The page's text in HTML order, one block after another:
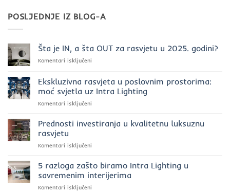
POSLJEDNJE IZ BLOG-A
Šta je IN, a šta OUT za rasvjetu u 2025. godini?
Komentari isključeni
IN,
a
za
Ekskluzivna rasvjeta u poslovnim prostorima:
moć svjetla uz Intra Lighting
Komentari isključeni
rasvjeta
u
svjetla
uz
Prednosti investiranja u kvalitetnu luksuznu
rasvjetu
Komentari isključeni
investiranja
u
kvalitetnu
5 razloga zašto biramo Intra Lighting u
savremenim interijerima
Komentari isključeni